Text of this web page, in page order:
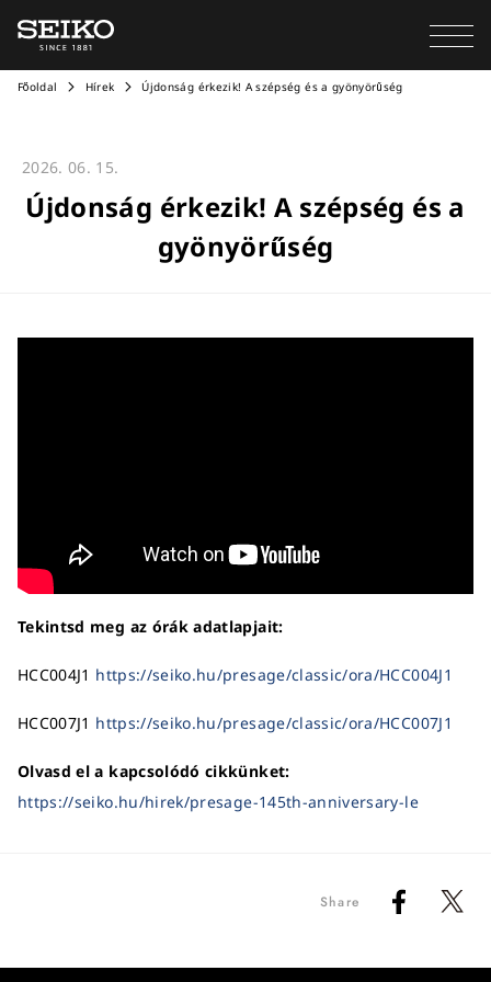
Főoldal Hírek Újdonság érkezik! A szépség és a gyönyörűség
2026. 06. 15.
Újdonság érkezik! A szépség és a
gyönyörűség
Tekintsd meg az órák adatlapjait:
HCC004J1 https://seiko.hu/presage/classic/ora/HCC004J1
HCC007J1 https://seiko.hu/presage/classic/ora/HCC007J1
Olvasd el a kapcsolódó cikkünket:
https://seiko.hu/hirek/presage-145th-anniversary-le
Share